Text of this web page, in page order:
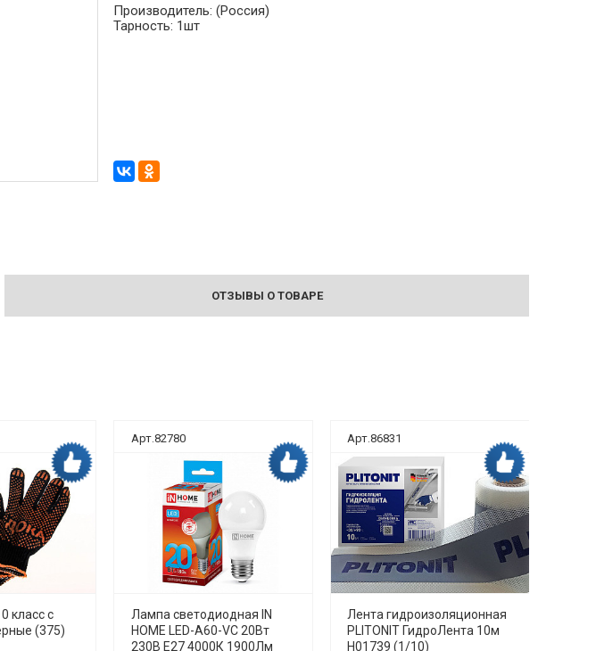
Производитель: (Россия)
Тарность: 1шт
ОТЗЫВЫ О ТОВАРЕ
класс с
(375)
Арт.82780
Лампа светодиодная IN
HOME LED-A60-VC 20Вт
230В Е27 4000К 1900Лм
Арт.86831
Лента гидроизоляционная
PLITONIT ГидроЛента 10м
H01739 (1/10)
Дока рекомендует Дока рекомендует Дока рекомендует